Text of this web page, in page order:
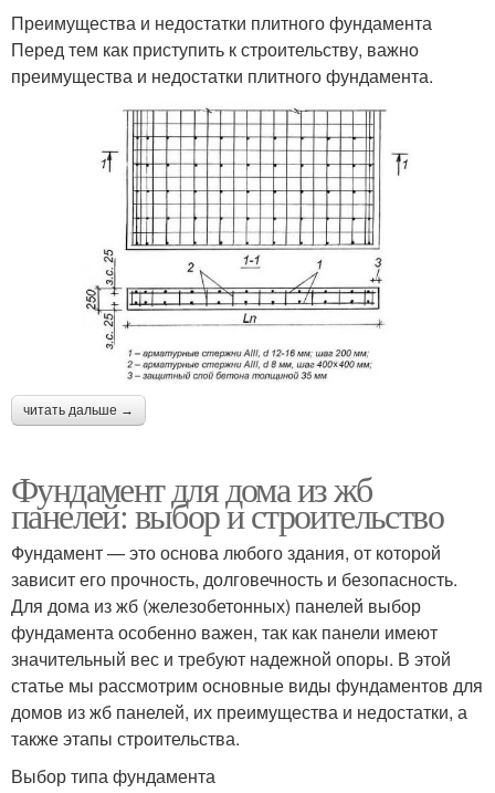
Преимущества и недостатки плитного фундамента
Перед тем как приступить к строительству, важно
преимущества и недостатки плитного фундамента.
читать дальше →
Фундамент для дома из жб
панелей: выбор и строительство
Фундамент — это основа любого здания, от которой
зависит его прочность, долговечность и безопасность.
Для дома из жб (железобетонных) панелей выбор
фундамента особенно важен, так как панели имеют
значительный вес и требуют надежной опоры. В этой
статье мы рассмотрим основные виды фундаментов для
домов из жб панелей, их преимущества и недостатки, а
также этапы строительства.
Выбор типа фундамента